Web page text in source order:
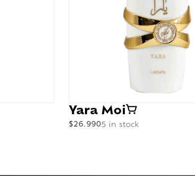
Yara Moi
$26.9905 in stock